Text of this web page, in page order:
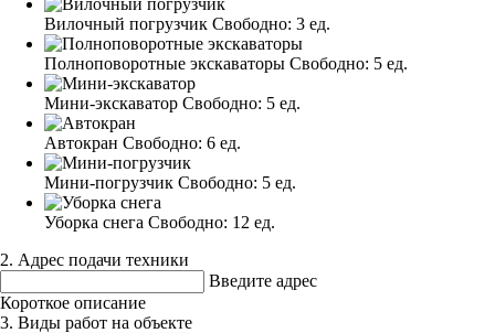
Вилочный погрузчик Свободно: 3 ед.
Полноповоротные экскаваторы Свободно: 5 ед.
Мини-экскаватор Свободно: 5 ед.
Автокран Свободно: 6 ед.
Мини-погрузчик Свободно: 5 ед.
Уборка снега Свободно: 12 ед.
2. Адрес подачи техники
Введите адрес
Короткое описание
3. Виды работ на объекте